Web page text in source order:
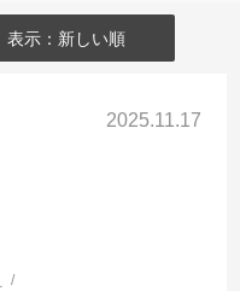
表示：新しい順
2025.11.17